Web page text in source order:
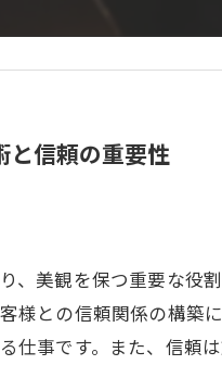
と信頼の重要性
、美観を保つ重要な役
様との信頼関係の構築
仕事です。また、信頼